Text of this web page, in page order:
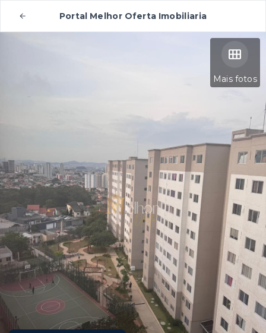
Portal Melhor Oferta Imobiliaria
Mais fotos